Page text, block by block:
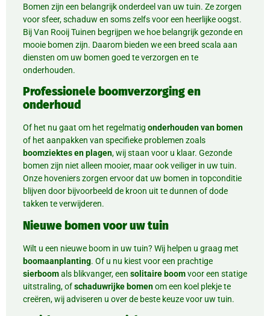
Bomen zijn een belangrijk onderdeel van uw tuin. Ze zorgen
voor sfeer, schaduw en soms zelfs voor een heerlijke oogst.
Bij Van Rooij Tuinen begrijpen we hoe belangrijk gezonde en
mooie bomen zijn. Daarom bieden we een breed scala aan
diensten om uw bomen goed te verzorgen en te
onderhouden.
Professionele boomverzorging en
onderhoud
Of het nu gaat om het regelmatig onderhouden van bomen
of het aanpakken van specifieke problemen zoals
boomziektes en plagen, wij staan voor u klaar. Gezonde
bomen zijn niet alleen mooier, maar ook veiliger in uw tuin.
Onze hoveniers zorgen ervoor dat uw bomen in topconditie
blijven door bijvoorbeeld de kroon uit te dunnen of dode
takken te verwijderen.
Nieuwe bomen voor uw tuin
Wilt u een nieuwe boom in uw tuin? Wij helpen u graag met
boomaanplanting. Of u nu kiest voor een prachtige
sierboomals blikvanger, een solitaire boomvoor een statige
uitstraling, ofschaduwrijke bomenom een koel plekje te
creëren, wij adviseren u over de beste keuze voor uw tuin.